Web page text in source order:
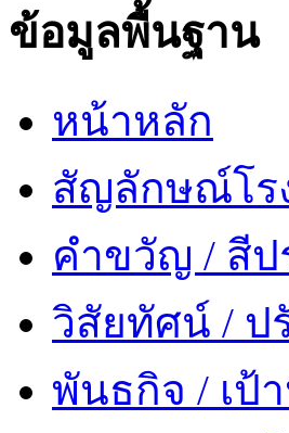
ข้อมูลพื้นฐาน
หน้าหลัก
สัญลักษณ์โร
คำขวัญ / สีป
วิสัยทัศน์ / ป
พันธกิจ / เป้